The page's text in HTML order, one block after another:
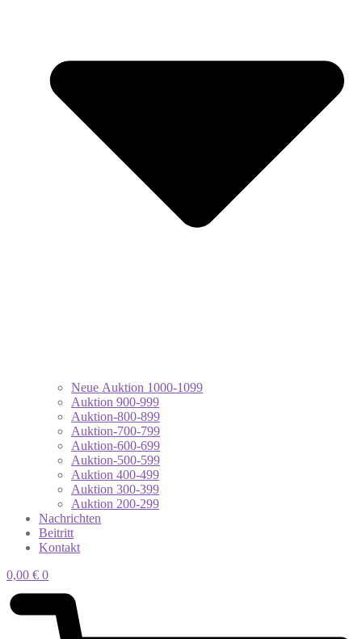
Neue Auktion 1000-1099
Auktion 900-999
Auktion-800-899
Auktion-700-799
Auktion-600-699
Auktion-500-599
Auktion 400-499
Auktion 300-399
Auktion 200-299
Nachrichten
Beitritt
Kontakt
0,00 € 0